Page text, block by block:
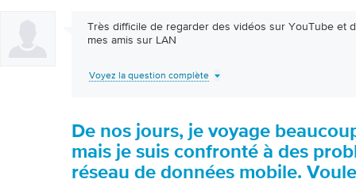
Très difficile de regarder des vidéos sur YouTube et
mes amis sur LAN
Voyez la question complète
De nos jours, je voyage
mais je suis confronté à des
réseau de données mobile.